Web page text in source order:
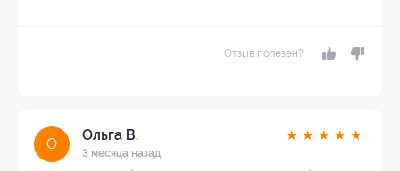
Отзыв полезен?
О
Ольга В.
3 месяца назад
★ ★ ★ ★ ★